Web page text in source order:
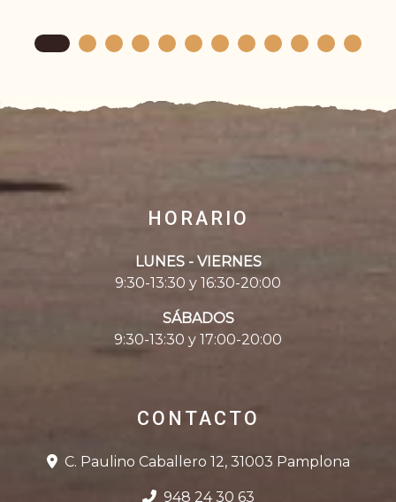
HORARIO
LUNES - VIERNES
9:30-13:30 y 16:30-20:00
SÁBADOS
9:30-13:30 y 17:00-20:00
CONTACTO
C. Paulino Caballero 12, 31003 Pamplona
948 24 30 63